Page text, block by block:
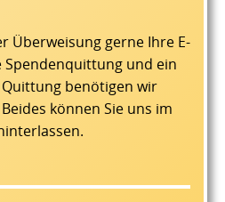
Überweisung gerne Ihre E-
Spendenquittung und ein
benötigen wir
können Sie uns im